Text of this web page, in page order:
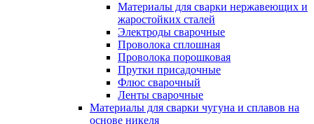
Материалы для сварки нержавеющих и
жаростойких сталей
Электроды сварочные
Проволока сплошная
Проволока порошковая
Прутки присадочные
Флюс сварочный
Ленты сварочные
Материалы для сварки чугуна и сплавов на
основе никеля